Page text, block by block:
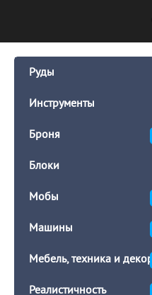
Руды
Инструменты
Броня
Блоки
Мобы
Машины
Мебель, техника и декор
Реалистичность